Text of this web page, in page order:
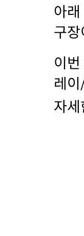
아
구
이
레
자